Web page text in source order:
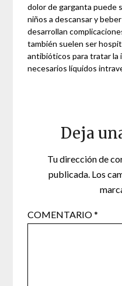
dolor de garganta puede
niños a descansar y
desarrollan
también suelen ser
antibióticos para tratar la
necesarios líquidos
Deja
Tu dirección de
publicada. Los
COMENTARIO*